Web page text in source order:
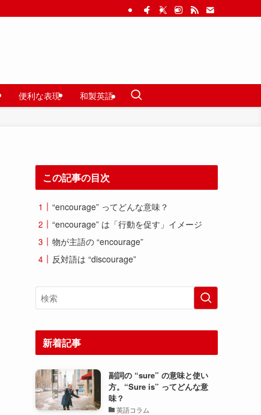
便利な表現 和製英語
この記事の目次
“encourage” ってどんな意味？
“encourage” は「行動を促す」イメージ
物が主語の “encourage”
反対語は “discourage”
新着記事
副詞の “sure” の意味と使い
方。“Sure is” ってどんな意
味？
英語コラム